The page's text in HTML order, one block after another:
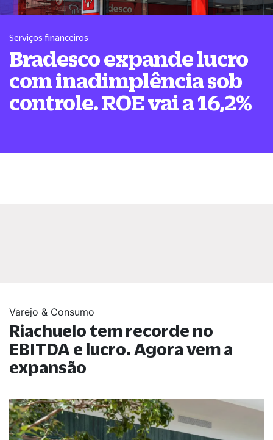
Serviços financeiros
Bradesco expande lucro
com inadimplência sob
controle. ROE vai a 16,2%
Varejo & Consumo
Riachuelo tem recorde no
EBITDA e lucro. Agora vem a
expansão